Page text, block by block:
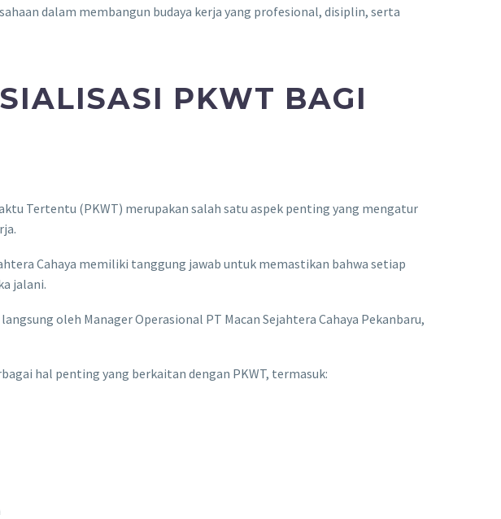
dalam membangun budaya kerja yang profesional, disiplin, serta
PKWT BAGI
Tertentu (PKWT) merupakan salah satu aspek penting yang mengatur
Cahaya memiliki tanggung jawab untuk memastikan bahwa setiap
jalani.
oleh Manager Operasional PT Macan Sejahtera Cahaya Pekanbaru,
hal penting yang berkaitan dengan PKWT, termasuk: